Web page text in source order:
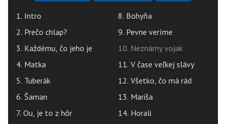
1. Intro
2. Prečo chlap?
3. Každému, čo jeho je
4. Matka
5. Tuberák
6. Šaman
7. Ou, je to z hôr
8. Bohyňa
9. Pevne veríme
10. Neznámy vojak
11. V čase veľkej slávy
12. Všetko, čo má rád
13. Mariša
14. Horali